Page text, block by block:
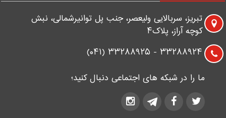
تبریز، سربالایی ولیعصر، جنب پل توانیرشمالی، نبش
کوچه آراز، پلاک۴
۳۳۲۸۸۹۲۴ - ۳۳۲۸۸۹۲۵ (۰۴۱)
ما را در شبکه های اجتماعی دنبال کنید؛